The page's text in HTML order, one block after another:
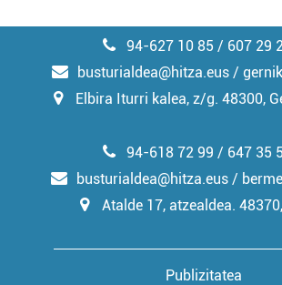
94-627 10 85 / 607 29
busturialdea@hitza.eus /
Elbira Iturri kalea, z/g. 48300,
Publizitatea
94-618 72 99 / 647 35
busturialdea@hitza.eus /
Atalde 17, atzealdea.